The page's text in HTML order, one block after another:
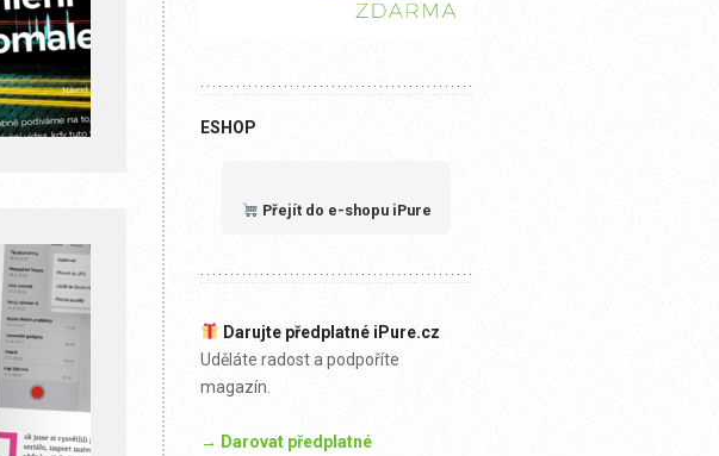
ESHOP
Přejít do e-shopu iPure
Darujte předplatné iPure.cz
Uděláte radost a podpoříte
magazín.
→ Darovat předplatné